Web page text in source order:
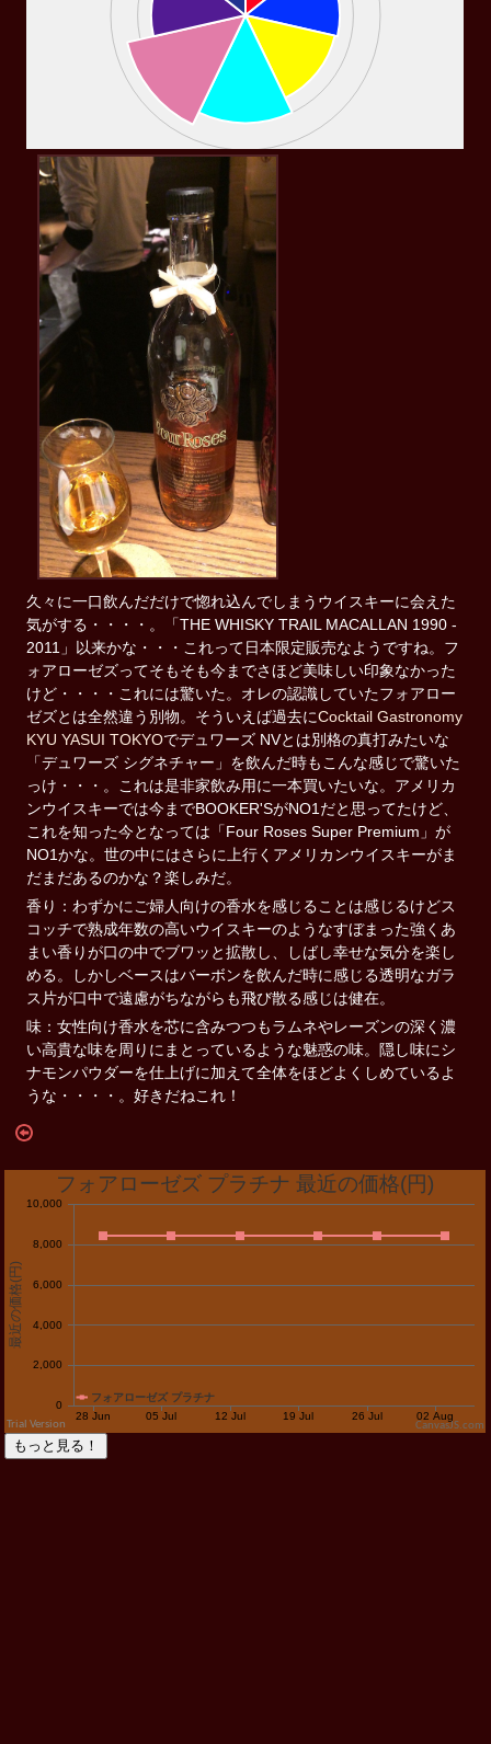
久々に一口飲んだだけで惚れ込んでしまうウイスキーに会えた
気がする・・・・。「THE WHISKY TRAIL MACALLAN 1990 -
2011」以来かな・・・これって日本限定販売なようですね。フ
ォアローゼズってそもそも今までさほど美味しい印象なかった
けど・・・・これには驚いた。オレの認識していたフォアロー
ゼズとは全然違う別物。そういえば過去にCocktail Gastronomy
KYU YASUI TOKYOでデュワーズ NVとは別格の真打みたいな
「デュワーズ シグネチャー」を飲んだ時もこんな感じで驚いた
っけ・・・。これは是非家飲み用に一本買いたいな。アメリカ
ンウイスキーでは今までBOOKER'SがNO1だと思ってたけど、
これを知った今となっては「Four Roses Super Premium」が
NO1かな。世の中にはさらに上行くアメリカンウイスキーがま
だまだあるのかな？楽しみだ。
香り：わずかにご婦人向けの香水を感じることは感じるけどス
コッチで熟成年数の高いウイスキーのようなすぼまった強くあ
まい香りが口の中でブワッと拡散し、しばし幸せな気分を楽し
める。しかしベースはバーボンを飲んだ時に感じる透明なガラ
ス片が口中で遠慮がちながらも飛び散る感じは健在。
味：女性向け香水を芯に含みつつもラムネやレーズンの深く濃
い高貴な味を周りにまとっているような魅惑の味。隠し味にシ
ナモンパウダーを仕上げに加えて全体をほどよくしめているよ
うな・・・・。好きだねこれ！
CanvasJS.com
もっと見る！